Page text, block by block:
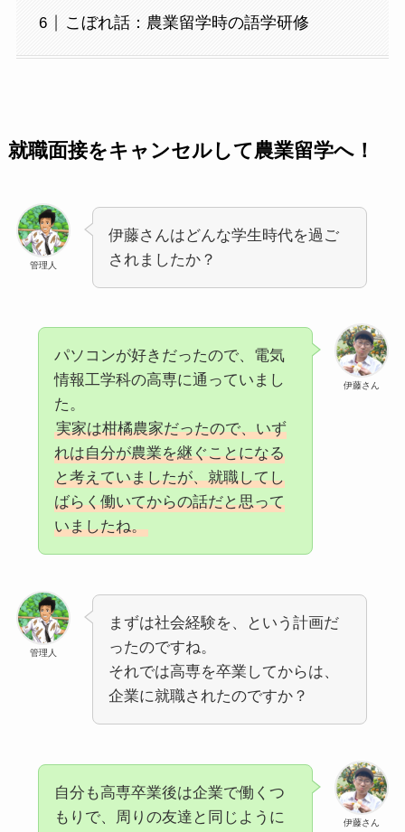
こぼれ話：農業留学時の語学研修
就職面接をキャンセルして農業留学へ！
管理人
伊藤さんはどんな学生時代を過ご
されましたか？
伊藤さん
パソコンが好きだったので、電気
情報工学科の高専に通っていまし
た。
実家は柑橘農家だったので、いず
れは自分が農業を継ぐことになる
と考えていましたが、就職してし
ばらく働いてからの話だと思って
いましたね。
管理人
まずは社会経験を、という計画だ
ったのですね。
それでは高専を卒業してからは、
企業に就職されたのですか？
伊藤さん
自分も高専卒業後は企業で働くつ
もりで、周りの友達と同じように